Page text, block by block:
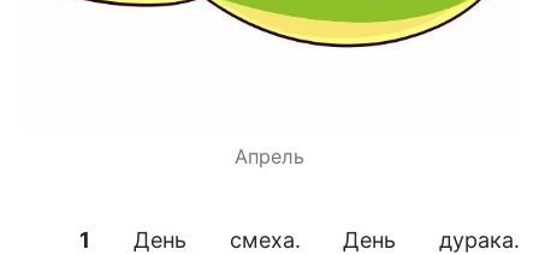
Апрель
1 День смеха. День дурака.